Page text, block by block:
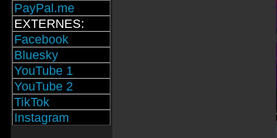
PayPal.me
EXTERNES:
Facebook
Bluesky
YouTube 1
YouTube 2
TikTok
Instagram